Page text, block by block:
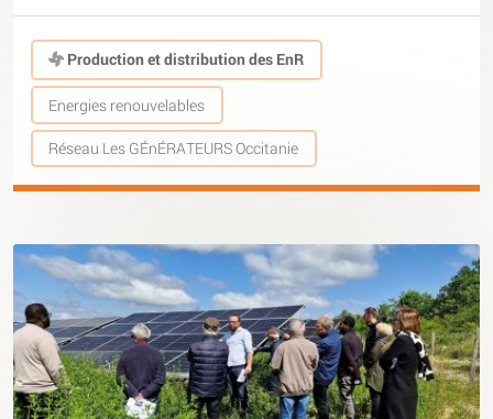
Production et distribution des EnR
Energies renouvelables
Réseau Les GÉnÉRATEURS Occitanie